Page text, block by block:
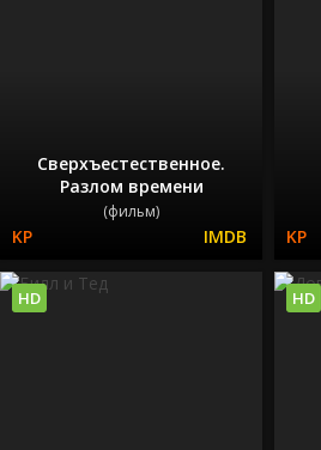
Сверхъестественное.
Разлом времени
(фильм)
HD HD